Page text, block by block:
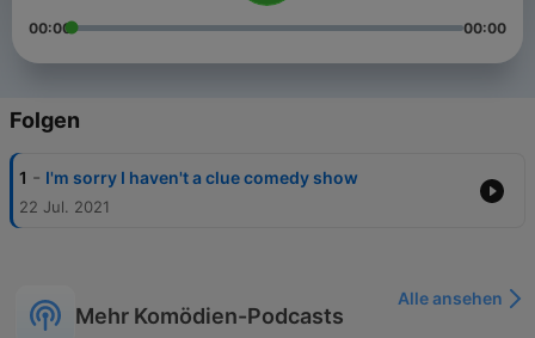
00:00 00:00
Folgen
1 - I'm sorry I haven't a clue comedy show
22 Jul. 2021
Mehr Komödien-Podcasts
Alle ansehen